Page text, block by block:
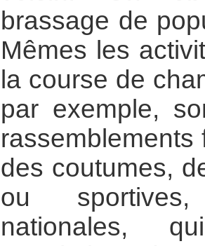
brassage de
Mêmes les
la course de
par exemple,
rassemblements
des coutumes,
ou
nationales,